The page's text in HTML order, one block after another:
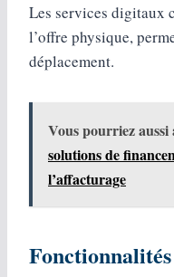
Les services digitaux
l’offre physique,
déplacement.
Vous pourriez aussi
solutions de
l’affacturage